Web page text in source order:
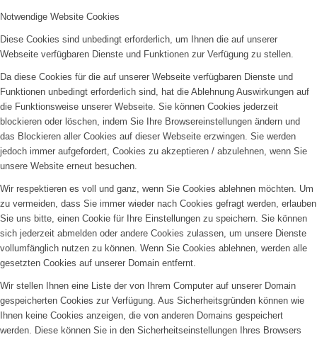
Notwendige Website Cookies
Diese Cookies sind unbedingt erforderlich, um Ihnen die auf unserer
Webseite verfügbaren Dienste und Funktionen zur Verfügung zu stellen.
Da diese Cookies für die auf unserer Webseite verfügbaren Dienste und
Funktionen unbedingt erforderlich sind, hat die Ablehnung Auswirkungen auf
die Funktionsweise unserer Webseite. Sie können Cookies jederzeit
blockieren oder löschen, indem Sie Ihre Browsereinstellungen ändern und
das Blockieren aller Cookies auf dieser Webseite erzwingen. Sie werden
jedoch immer aufgefordert, Cookies zu akzeptieren / abzulehnen, wenn Sie
unsere Website erneut besuchen.
Wir respektieren es voll und ganz, wenn Sie Cookies ablehnen möchten. Um
zu vermeiden, dass Sie immer wieder nach Cookies gefragt werden, erlauben
Sie uns bitte, einen Cookie für Ihre Einstellungen zu speichern. Sie können
sich jederzeit abmelden oder andere Cookies zulassen, um unsere Dienste
vollumfänglich nutzen zu können. Wenn Sie Cookies ablehnen, werden alle
gesetzten Cookies auf unserer Domain entfernt.
Wir stellen Ihnen eine Liste der von Ihrem Computer auf unserer Domain
gespeicherten Cookies zur Verfügung. Aus Sicherheitsgründen können wie
Ihnen keine Cookies anzeigen, die von anderen Domains gespeichert
werden. Diese können Sie in den Sicherheitseinstellungen Ihres Browsers